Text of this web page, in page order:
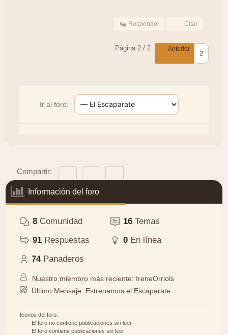
Responder Citar
Página 2 / 2 Anterior
Ir al foro:
Compartir:
Información del foro
8 Comunidad 16 Temas
91 Respuestas 0 En línea
74 Panaderos
Nuestro miembro más reciente: IreneOrriols
Último Mensaje: Estrenamos el Escaparate
Iconos del foro:
El foro no contiene publicaciones sin leer
El foro contiene publicaciones sin leer